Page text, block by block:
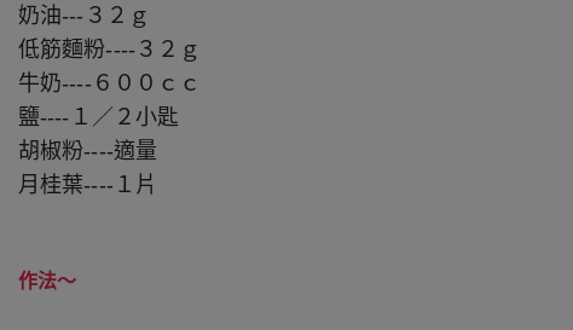
奶油---３２ｇ
低筋麵粉----３２ｇ
牛奶----６００ｃｃ
鹽----１／２小匙
胡椒粉----適量
月桂葉----１片
作法～